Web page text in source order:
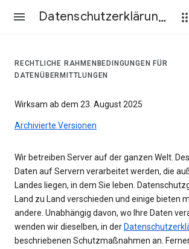
Datenschutzerklärung & Nutzungsbedingungen
RECHTLICHE RAHMENBEDINGUNGEN FÜR
DATENÜBERMITTLUNGEN
Wirksam ab dem 23. August 2025
Archivierte Versionen
Wir betreiben Server auf der ganzen Welt.
Daten auf Servern verarbeitet werden, die
Landes liegen, in dem Sie leben.
Land zu Land verschieden und einige bieten
andere. Unabhängig davon, wo Ihre Daten
wenden wir dieselben, in der
beschriebenen Schutzmaßnahmen an.